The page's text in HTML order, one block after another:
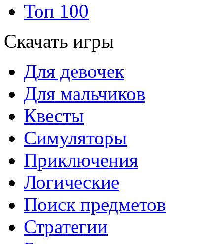
Топ 100
Скачать игры
Для девочек
Для мальчиков
Квесты
Симуляторы
Приключения
Логические
Поиск предметов
Стратегии